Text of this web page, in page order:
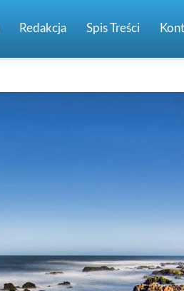
Redakcja Spis Treści